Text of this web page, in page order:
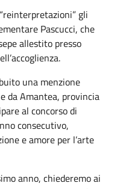
gli
Pascucci, che
allestito presso
una menzione
da Amantea, provincia
al concorso di
consecutivo,
e amore per l’arte
anno, chiederemo ai